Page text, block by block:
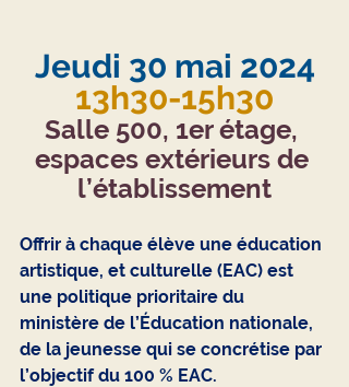
Jeudi 30 mai 2024
13h30-15h30
Salle 500, 1er étage,
espaces extérieurs de
l’établissement
Offrir à chaque élève une éducation
artistique, et culturelle (EAC) est
une politique prioritaire du
ministère de l’Éducation nationale,
de la jeunesse qui se concrétise par
l’objectif du 100 % EAC.